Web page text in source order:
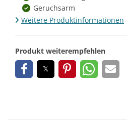
Geruchsarm
Weitere Produktinformationen
Produkt weiterempfehlen